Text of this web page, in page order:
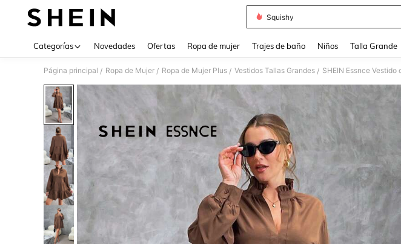
Squishy
Categorías Novedades Ofertas Ropa de mujer Trajes de baño Niños Talla Grande
Página principal / Ropa de Mujer / Ropa de Mujer Plus / Vestidos Tallas Grandes / SHEIN Essnce